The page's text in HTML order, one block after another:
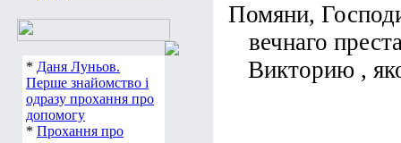
* Даня Луньов.
Перше знайомство і
одразу прохання про
допомогу
* Прохання про
Помяни,
вечнаго
Викторию ,